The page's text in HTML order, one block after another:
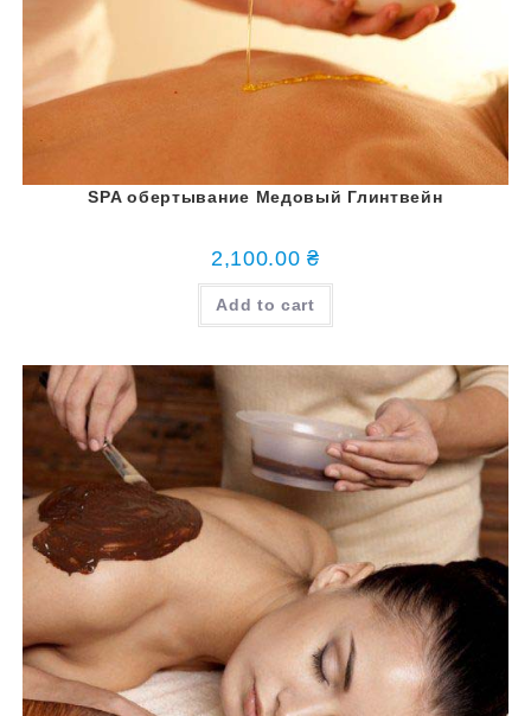
SPA обертывание Медовый Глинтвейн
2,100.00₴
Add to cart